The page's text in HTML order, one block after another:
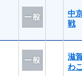
中
戦
滋
わ